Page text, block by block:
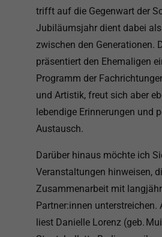
trifft auf die Gegenwart der
Jubiläumsjahr dient dabei
zwischen den Generationen.
präsentiert den Ehemaligen
Programm der
und Artistik, freut sich aber
lebendige Erinnerungen und
Austausch.
Darüber hinaus möchte ich
Veranstaltungen hinweisen,
Zusammenarbeit mit
Partner:innen unterstreichen.
liest Danielle Lorenz (geb.